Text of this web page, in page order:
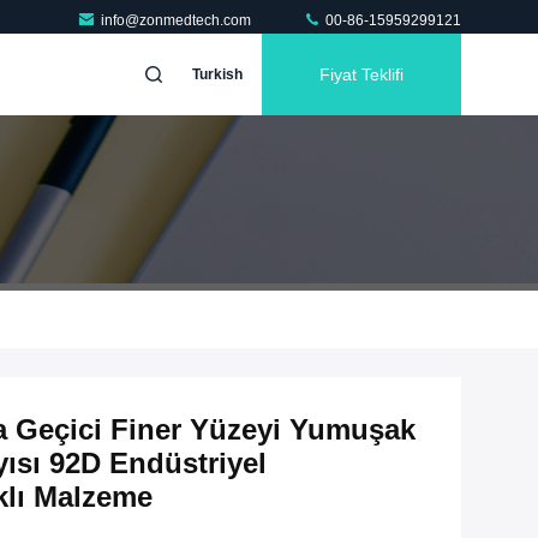
info@zonmedtech.com 00-86-15959299121
Turkish Fiyat Teklifi
Geçici Finer Yüzeyi Yumuşak
92D Endüstriyel
Malzeme